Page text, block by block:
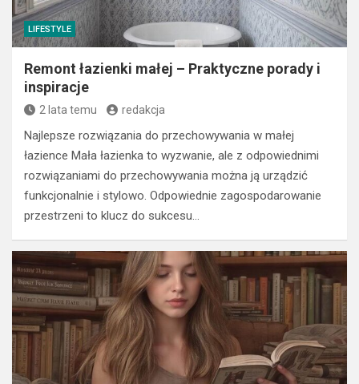
LIFESTYLE
Remont łazienki małej – Praktyczne porady i
inspiracje
2 lata temu redakcja
Najlepsze rozwiązania do przechowywania w małej
łazience Mała łazienka to wyzwanie, ale z odpowiednimi
rozwiązaniami do przechowywania można ją urządzić
funkcjonalnie i stylowo. Odpowiednie zagospodarowanie
przestrzeni to klucz do sukcesu…